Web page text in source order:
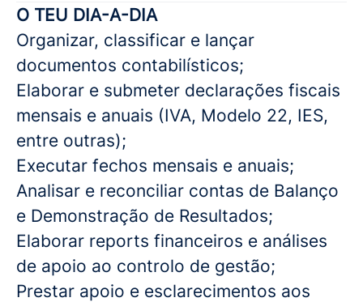
O TEU DIA-A-DIA
Organizar, classificar e lançar
documentos contabilísticos;
Elaborar e submeter declarações fiscais
mensais e anuais (IVA, Modelo 22, IES,
entre outras);
Executar fechos mensais e anuais;
Analisar e reconciliar contas de Balanço
e Demonstração de Resultados;
Elaborar reports financeiros e análises
de apoio ao controlo de gestão;
Prestar apoio e esclarecimentos aos